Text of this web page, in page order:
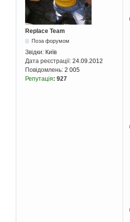
Replace Team
Поза форумом
Звідки: Київ
Дата реєстрації: 24.09.2012
Повідомлень: 2 005
Репутація: 927